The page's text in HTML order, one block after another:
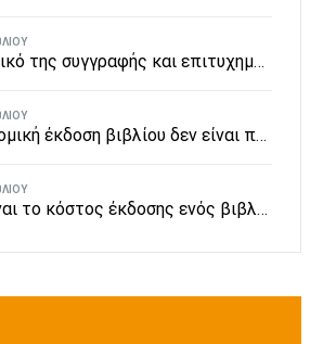
To μυστικό της συγγραφής και επιτυχημένης έκδοσης βιβλίων από τον best seller Ιάπωνα συγγραφέα Χαρούκι Μουρακάμι.
Η οικονομική έκδοση βιβλίου δεν είναι πολυτέλεια αλλά δικαίωμα όλων.
Ποιο είναι το κόστος έκδοσης ενός βιβλίου;